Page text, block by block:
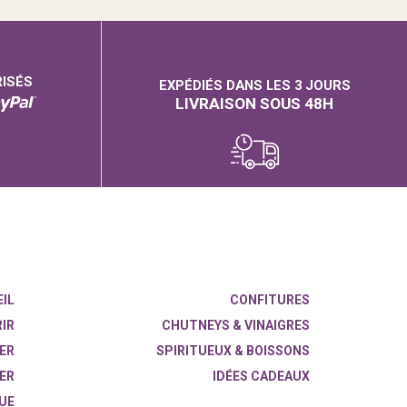
EXPÉDIÉS DANS LES 3 JOURS
LIVRAISON SOUS 48H
CONFITURES
CHUTNEYS & VINAIGRES
SPIRITUEUX & BOISSONS
IDÉES CADEAUX